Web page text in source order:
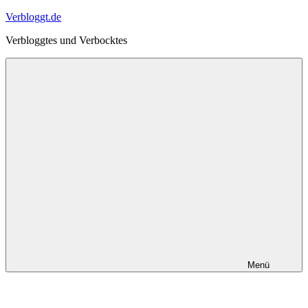
Zum
springen
Verbloggt.de
Verbloggtes und Verbocktes
Menü